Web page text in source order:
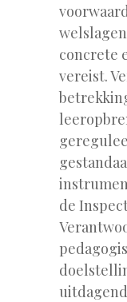
concrete
vereist.
de